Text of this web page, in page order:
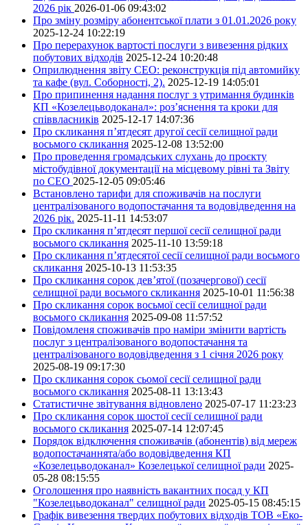
2026 рік 2026-01-06 09:43:02
Про зміну розміру абонентської плати з 01.01.2026 року
2025-12-24 10:22:19
Про перерахунок вартості послуги з вивезення рідких
побутових відходів 2025-12-24 10:20:48
Оприлюднення звіту СЕО: реконструкція під автомийку
та кафе (вул. Соборності, 2). 2025-12-19 14:05:01
Про припинення надання послуг з утримання будинків
КП «Козелецьводоканал»: роз’яснення та кроки для
співвласників 2025-12-17 14:07:36
Про скликання п’ятдесят другої сесії селищної ради
восьмого скликання 2025-12-08 13:52:00
Про проведення громадських слухань до проєкту
містобудівної документації на місцевому рівні та Звіту
по СЕО 2025-12-05 09:05:46
Встановлено тарифи для споживачів на послуги
централізованого водопостачання та водовідведення на
2026 рік. 2025-11-11 14:53:07
Про скликання п’ятдесят першої сесії селищної ради
восьмого скликання 2025-11-10 13:59:18
Про скликання п’ятдесятої сесії селищної ради восьмого
скликання 2025-10-13 11:53:35
Про скликання сорок дев’ятої (позачергової) сесії
селищної ради восьмого скликання 2025-10-01 11:56:38
Про скликання сорок восьмої сесії селищної ради
восьмого скликання 2025-09-08 11:57:52
Повідомленя споживачів про наміри змінити вартість
послуг з централізованого водопостачання та
централізованого водовідведення з 1 січня 2026 року
2025-08-19 09:17:30
Про скликання сорок сьомої сесії селищної ради
восьмого скликання 2025-08-11 13:13:43
Статистичне звітування відновлено 2025-07-17 11:23:23
Про скликання сорок шостої сесії селищної ради
восьмого скликання 2025-07-14 12:07:45
Порядок відключення споживачів (абонентів) від мереж
водопостачаннята/або водовідведення КП
«Козелецьводоканал» Козелецької селищної ради 2025-
05-28 08:15:55
Оголошення про наявність вакантних посад у КП
"Козелецьводоканал" селищної ради 2025-05-15 08:45:15
Графік вивезення твердих побутових відходів ТОВ «Еко-